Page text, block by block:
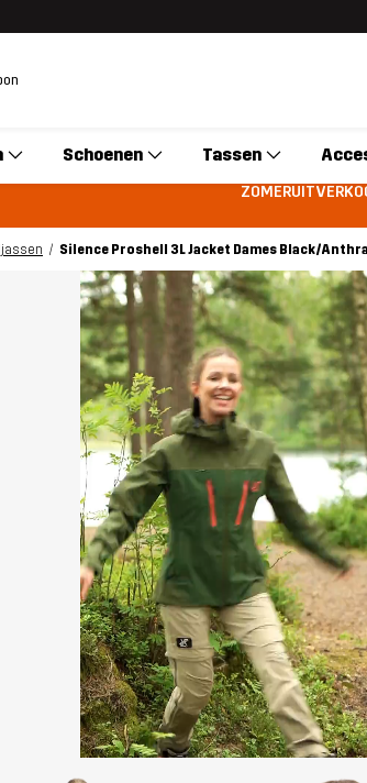
Schoenen Tassen
Silence Proshell 3L Jacket Dames Black/